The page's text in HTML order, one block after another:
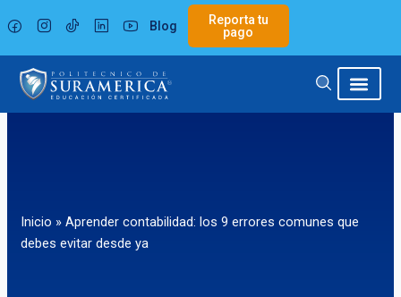
al
contenido
Blog
Reporta tu
pago
Inicio » Aprender contabilidad: los 9 errores comunes que
debes evitar desde ya